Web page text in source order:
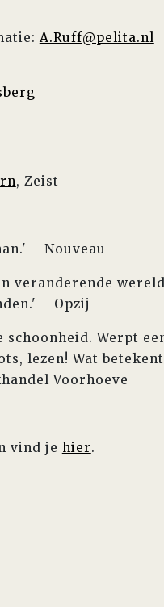
A.Ruff@pelita.nl
, Zeist
– Nouveau
veranderende
– Opzij
schoonheid. Werpt
lezen! Wat
Voorhoeve
vind je hier.